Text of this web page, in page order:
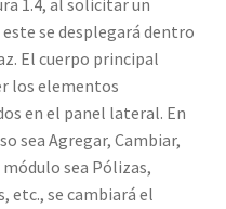
1.4, al solicitar un
se desplegará dentro
El cuerpo principal
los elementos
en el panel lateral. En
sea Agregar, Cambiar,
sea Pólizas,
etc., se cambiará el